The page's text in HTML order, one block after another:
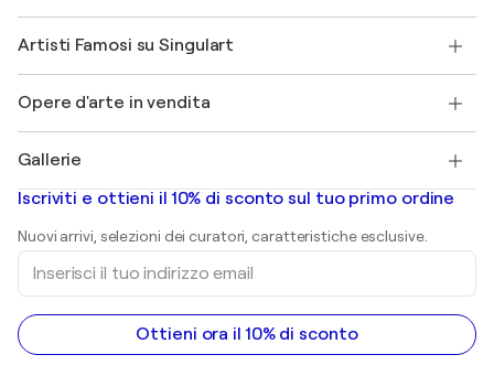
Partecipa al nostro programma commerciale
Il mio account
Protezione acquirente
+39 694500608
Magazine di Singulart
Lavori
Scopri arte originale selezionata
Accedi come Artista
Artisti Famosi su Singulart
Marc Chagall
Banksy
Mr. Brainwash
Shepard Fairey
Opere d'arte in vendita
Quadri astratti in vendita
Dipinti di paesaggi
sculture
Dipinti acrilici
Gallerie
Gallerie d’arte in Italia
Iscriviti e ottieni il 10% di sconto sul tuo primo ordine
Nuovi arrivi, selezioni dei curatori, caratteristiche esclusive.
Inserisci
tuo
indirizzo
email
Ottieni ora il 10% di sconto